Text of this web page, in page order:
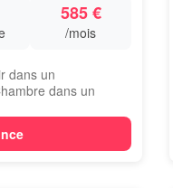
585 €
/mois
dans un
dans un